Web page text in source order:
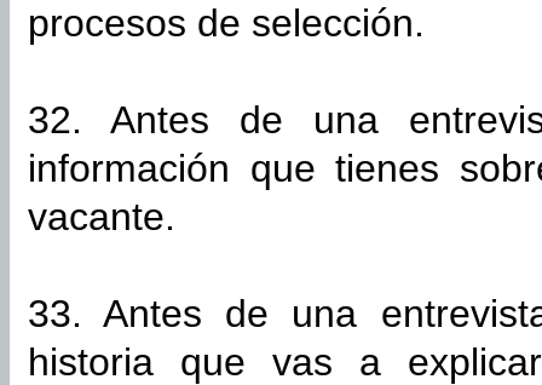
procesos de selección.
32. Antes de una
información que tienes
vacante.
33. Antes de una
historia que vas a